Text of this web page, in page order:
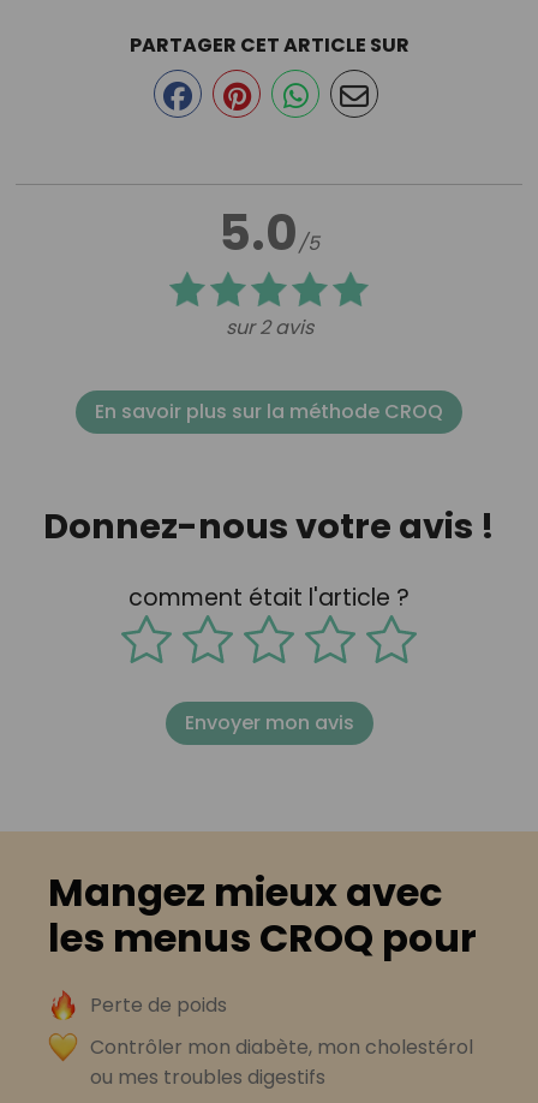
5.0/5
sur 2 avis
PARTAGER CET ARTICLE SUR
En savoir plus sur la méthode CROQ
Donnez-nous votre avis !
comment était l'article ?
Envoyer mon avis
Mangez mieux avec
les menus CROQ pour
Perte de poids
Contrôler mon diabète, mon cholestérol
ou mes troubles digestifs